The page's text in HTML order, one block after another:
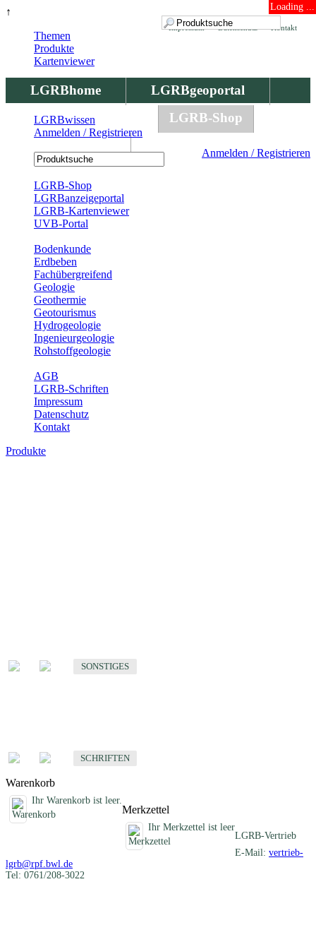
↑ Loading ...
Kontakt
Datenschutz
Impressum
LGRBhome
LGRBgeoportal
LGRBbohrungen
LGRB-Shop
Anmelden / Registrieren
Themen
Produkte
Kartenviewer
LGRBwissen
Anmelden / Registrieren
LGRB-Shop
LGRBanzeigeportal
LGRB-Kartenviewer
UVB-Portal
Bodenkunde
Erdbeben
Fachübergreifend
Geologie
Geothermie
Geotourismus
Hydrogeologie
Ingenieurgeologie
Rohstoffgeologie
AGB
LGRB-Schriften
Impressum
Datenschutz
Kontakt
Produkte
SONSTIGES
SCHRIFTEN
Warenkorb
Ihr Warenkorb ist leer.
Merkzettel
Ihr Merkzettel ist leer
LGRB-Vertrieb
E-Mail: vertrieb-
lgrb@rpf.bwl.de
Tel: 0761/208-3022